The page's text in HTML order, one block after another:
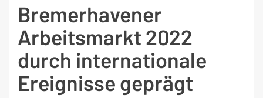
Bremerhavener
Arbeitsmarkt 2022
durch internationale
Ereignisse geprägt